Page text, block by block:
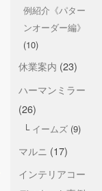
例紹介《パター
ンオーダー編》
(10)
休業案内 (23)
ハーマンミラー
(26)
イームズ(9)
マルニ (17)
インテリアコー